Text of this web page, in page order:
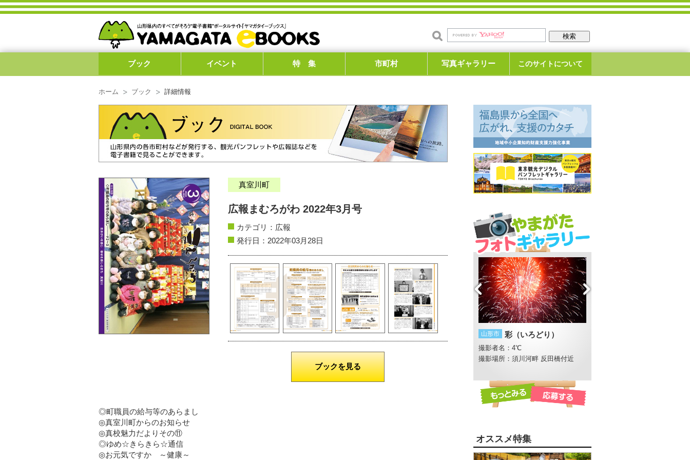
ブック イベント 特 集 市町村 写真ギャラリー このサイトについて
ホーム ブック 詳細情報
真室川町
広報まむろがわ 2022年3月号
カテゴリ： 広報
発行日：2022年03月28日
ブックを見る
◎町職員の給与等のあらまし
◎真室川町からのお知らせ
◎真校魅力だよりその⑪
◎ゆめ☆きらきら☆通信
◎お元気ですか ～健康～
南陽市 風の音
撮影場所：熊野大社
川西町 夕刻の幻想
撮影場所：最上川、フラワー長井線
沿線
山形市 彩（いろどり）
撮影者名：4℃
撮影場所：須川河畔 反田橋付近
オススメ特集